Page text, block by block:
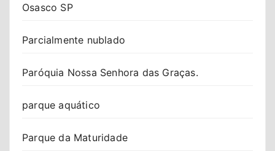
Osasco SP
Parcialmente nublado
Paróquia Nossa Senhora das Graças.
parque aquático
Parque da Maturidade